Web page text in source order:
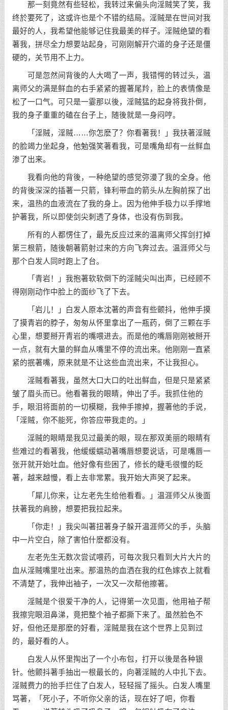
那一刻竟然有些轻松，我转过来偏头向淫贼笑了笑，我
终於要死了，这或许也是个不错的结局。淫贼是在世间对我
最好的人，我希望他能够记住我最美的样子。淫贼绝望的看
著我，拼尽全力想要站起身，可刚刚解开穴道的身子还是僵
硬的，关节用不上力。
可是忽然间背後的人大喝了一声，我错愕的转过头，温
离师父的满是鲜血的右手紧紧的握著尾羚，脸上的表情像是
松了一口气。可只是一霎那以後，淫贼猛的起身将我扑倒，
我的身子重重的磕在台子上，随後就是一身闷哼。
「淫贼，淫贼……你怎麽了？你看著我！」我扶著淫贼
的脸竭力坐起身，他勉强笑著看我，可是嘴角却有一丝鲜血
渗了出来。
我看向他的背後，一种绝望的感觉弥漫了我的全身。他
的背後深深的插著一只箭，锋利带血的箭头从左胸前探了出
来，温热的血液流在了我的身上。因为他伸手极力以手撑地
护著我，所以即使剑尖刺透了身体，也没有伤到我。
所有的人都愣住了，最先反应过来的温离师父挥剑打掉
第三根箭，随後朝著箭射过来的方向飞奔过去。温涯师父与
那个白发人同时跑上了台。
「青岩！」我抱著软软倒下的淫贼尖叫出声，已经顾不
得刚刚动作中脸上的面纱飞了下去。
「岩儿！」白发人原本沈著的声音有些颤抖，他伸手摸
了摸青岩的脖子，匆匆从怀里拿出了一瓶药，倒了三颗在手
心里，想要掰开青岩的嘴喂进去。而是他的嘴唇刚刚被掰开
一点，就有大量的鲜血从嘴里不停的流出来。他刚刚一直紧
紧的抿著嘴，原来就是不让这些血流出来，不让我担心。
淫贼看著我，虽然大口大口的吐出鲜血，但是只是紧紧
皱了眉头而已。他看著我的眼睛，伸出了手。我抓住他的
手，眼泪将面前的一切模糊，我伸手擦掉，握著他的手说，
「淫贼，你不能死，你答应带我走的。」
淫贼的眼睛是我见过最美的眼，现在那双美丽的眼睛有
些难过的看著我，他缓缓蠕动著嘴唇想要说话，可是嘴唇一
张开就开始吐血。他好像有些困了，修长的睫毛很慢的眨
著，越来越慢，看上去非常累。我开始大声哭了起来。
「犀儿你来，让左老先生给他看看。」温涯师父从後面
扶著我的肩膀，想要把我拉起来。
「你走！」我尖叫著扭著身子躲开温涯师父的手，头脑
中一片空白，除了害怕什麽都没有。
左老先生无数次尝试喂药，可每次我只看到大片大片的
血从淫贼嘴里吐出来。那温热的血洒在我的红色嫁衣上就看
不清楚了，我伸出袖子，一次又一次帮他擦著。
淫贼是个很爱干净的人，记得第一次见面，他用袖子帮
我擦完眼泪鼻涕，竟把整个袖子都撕下来了。虽然脸色不
好，但他还是那麽的好看，淫贼是我在这个世界上见到过
的，最好看的人。
白发人从怀里掏出了一个小布包，打开以後是各种银
针。他颤抖著手抽出一根最长的，向著淫贼的人中扎下去。
淫贼费力的抬手拦住了白发人，轻轻摇了摇头。白发人嘴里
骂著，「死小子，不听你父亲的话，现在好了吧，你看